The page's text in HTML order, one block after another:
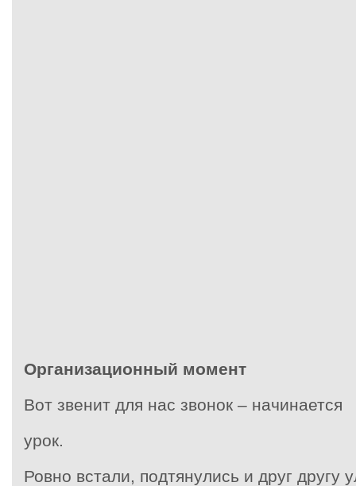
Организационный момент
Вот звенит для нас звонок – начинается
урок.
Ровно встали, подтянулись и друг другу